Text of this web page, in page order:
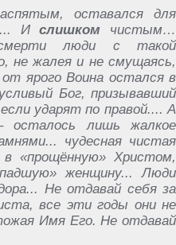
оставался для
Ислишком чистым…
люди с такой
не жалея и не смущаясь,
ярого Воина остался в
Бог, призывавший
ударят по правой.... А
осталось лишь жалкое
чудесная чистая
в «прощённую» Христом,
женщину... Люди
Не отдавай себя за
все эти годы они не
Имя Его. Не отдавай